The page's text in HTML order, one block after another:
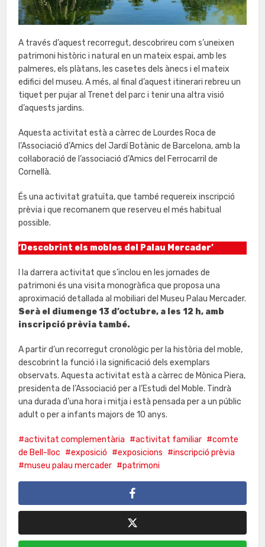
A través d’aquest recorregut, descobrireu com s’uneixen
patrimoni històric i natural en un mateix espai, amb les
palmeres, els plàtans, les casetes dels ànecs i el mateix
edifici del museu. A més, al final d’aquest itinerari rebreu un
tiquet per pujar al Trenet del parc i tenir una altra visió
d’aquests jardins.
Aquesta activitat està a càrrec de Lourdes Roca de
l’Associació d’Amics del Jardí Botànic de Barcelona, amb la
col·laboració de l’associació d’Amics del Ferrocarril de
Cornellà.
És una activitat gratuïta, que també requereix inscripció
prèvia i que recomanem que reserveu el més habitual
possible.
‘Descobrint els mobles del Palau Mercader’
I la darrera activitat que s’inclou en les jornades de
patrimoni és una visita monogràfica que proposa una
aproximació detallada al mobiliari del Museu Palau Mercader.
Serà el diumenge 13 d’octubre, a les 12 h, amb
inscripció prèvia també.
A partir d’un recorregut cronològic per la història del moble,
descobrint la funció i la significació dels exemplars
observats. Aquesta activitat està a càrrec de Mònica Piera,
presidenta de l’Associació per a l’Estudi del Moble. Tindrà
una durada d’una hora i mitja i està pensada per a un públic
adult o per a infants majors de 10 anys.
activitat complementària activitat familiar
comte
de Bell-lloc
exposició exposicions
inscripció prèvia
museu palau mercader
patrimoni